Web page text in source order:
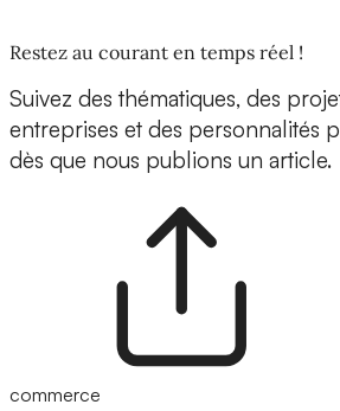
Restez au courant en temps réel !
Suivez des thématiques, des
entreprises et des personnalités
dès que nous publions un article.
commerce